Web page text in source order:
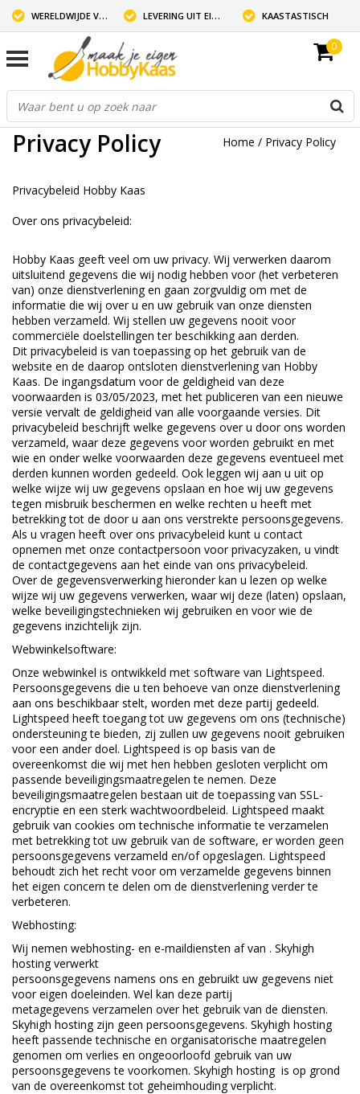
WERELDWIJDE VERZENDING LEVERING UIT EIGEN VOORRAAD KAASTASTISCH
0
Privacy Policy Home / Privacy Policy
Privacybeleid Hobby Kaas
Over ons privacybeleid:
Hobby Kaas geeft veel om uw privacy. Wij verwerken daarom
uitsluitend gegevens die wij nodig hebben voor (het verbeteren
van) onze dienstverlening en gaan zorgvuldig om met de
informatie die wij over u en uw gebruik van onze diensten
hebben verzameld. Wij stellen uw gegevens nooit voor
commerciële doelstellingen ter beschikking aan derden.
Dit privacybeleid is van toepassing op het gebruik van de
website en de daarop ontsloten dienstverlening van Hobby
Kaas. De ingangsdatum voor de geldigheid van deze
voorwaarden is 03/05/2023, met het publiceren van een nieuwe
versie vervalt de geldigheid van alle voorgaande versies. Dit
privacybeleid beschrijft welke gegevens over u door ons worden
verzameld, waar deze gegevens voor worden gebruikt en met
wie en onder welke voorwaarden deze gegevens eventueel met
derden kunnen worden gedeeld. Ook leggen wij aan u uit op
welke wijze wij uw gegevens opslaan en hoe wij uw gegevens
tegen misbruik beschermen en welke rechten u heeft met
betrekking tot de door u aan ons verstrekte persoonsgegevens.
Als u vragen heeft over ons privacybeleid kunt u contact
opnemen met onze contactpersoon voor privacyzaken, u vindt
de contactgegevens aan het einde van ons privacybeleid.
Over de gegevensverwerking hieronder kan u lezen op welke
wijze wij uw gegevens verwerken, waar wij deze (laten) opslaan,
welke beveiligingstechnieken wij gebruiken en voor wie de
gegevens inzichtelijk zijn.
Webwinkelsoftware:
Onze webwinkel is ontwikkeld met software van Lightspeed.
Persoonsgegevens die u ten behoeve van onze dienstverlening
aan ons beschikbaar stelt, worden met deze partij gedeeld.
Lightspeed heeft toegang tot uw gegevens om ons (technische)
ondersteuning te bieden, zij zullen uw gegevens nooit gebruiken
voor een ander doel. Lightspeed is op basis van de
overeenkomst die wij met hen hebben gesloten verplicht om
passende beveiligingsmaatregelen te nemen. Deze
beveiligingsmaatregelen bestaan uit de toepassing van SSL-
encryptie en een sterk wachtwoordbeleid. Lightspeed maakt
gebruik van cookies om technische informatie te verzamelen
met betrekking tot uw gebruik van de software, er worden geen
persoonsgegevens verzameld en/of opgeslagen. Lightspeed
behoudt zich het recht voor om verzamelde gegevens binnen
het eigen concern te delen om de dienstverlening verder te
verbeteren.
Webhosting:
Wij nemen webhosting- en e-maildiensten af van . Skyhigh
hosting verwerkt
persoonsgegevens namens ons en gebruikt uw gegevens niet
voor eigen doeleinden. Wel kan deze partij
metagegevens verzamelen over het gebruik van de diensten.
Skyhigh hosting zijn geen persoonsgegevens. Skyhigh hosting
heeft passende technische en organisatorische maatregelen
genomen om verlies en ongeoorloofd gebruik van uw
persoonsgegevens te voorkomen. Skyhigh hosting is op grond
van de overeenkomst tot geheimhouding verplicht.